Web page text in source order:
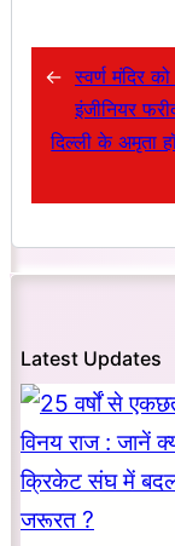
← स्वर्ण मंदिर
इंजीनियर
दिल्ली के अमृता
Latest Updates